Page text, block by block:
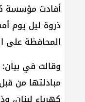
أفادت مؤسسة
ذروة ليل يوم
المحافظة على
وقالت في بيان:
مبادلتها من